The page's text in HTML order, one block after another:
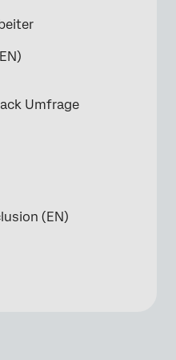
Umfrage
(EN)